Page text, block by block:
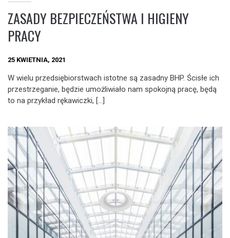
ZASADY BEZPIECZEŃSTWA I HIGIENY
PRACY
25 KWIETNIA, 2021
W wielu przedsiębiorstwach istotne są zasadny BHP. Ścisłe ich
przestrzeganie, będzie umożliwiało nam spokojną pracę, będą
to na przykład rękawiczki, […]